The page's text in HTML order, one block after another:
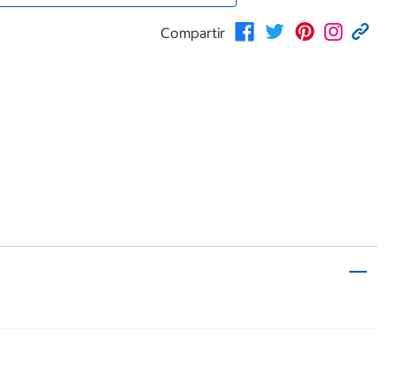
Compartir